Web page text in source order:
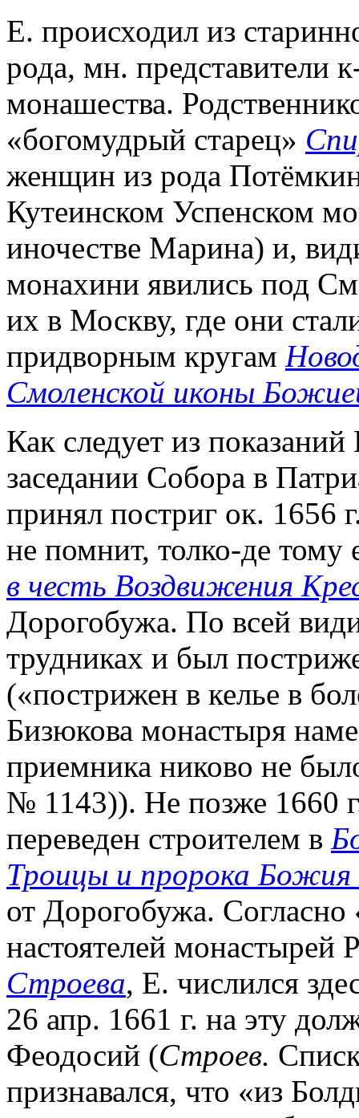
Е. происходил из
рода, мн. представители
монашества.
«богомудрый старец»
женщин из рода
Кутеинском Успенском
иночестве Марина) и,
монахини явились под
их в Москву, где они
придворным кругам
Смоленской иконы
Как следует из
заседании Собора в
принял постриг ок. 1656
не помнит, толко-де тому
в честь Воздвижения
Дорогобужа. По всей
трудниках и был
(«пострижен в келье в
Бизюкова монастыря
приемника никово не
№ 1143)). Не позже 1660
переведен строителем в
Троицы и пророка
от Дорогобужа.
настоятелей
Строева, Е. числился
26 апр. 1661 г. на эту
Феодосий (Строев.
признавался, что «из